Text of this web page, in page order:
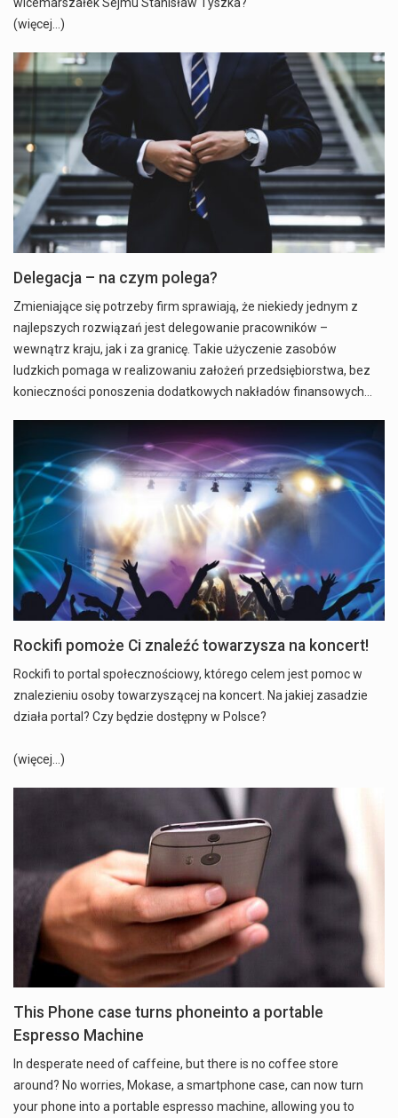
(więcej…)
Delegacja – na czym polega?
Zmieniające się potrzeby firm sprawiają, że niekiedy jednym z
najlepszych rozwiązań jest delegowanie pracowników –
wewnątrz kraju, jak i za granicę. Takie użyczenie zasobów
ludzkich pomaga w realizowaniu założeń przedsiębiorstwa, bez
konieczności ponoszenia dodatkowych nakładów finansowych…
Rockifi pomoże Ci znaleźć towarzysza na koncert!
Rockifi to portal społecznościowy, którego celem jest pomoc w
znalezieniu osoby towarzyszącej na koncert. Na jakiej zasadzie
działa portal? Czy będzie dostępny w Polsce?
(więcej…)
This Phone case turns phoneinto a portable
Espresso Machine
In desperate need of caffeine, but there is no coffee store
around? No worries, Mokase, a smartphone case, can now turn
your phone into a portable espresso machine, allowing you to